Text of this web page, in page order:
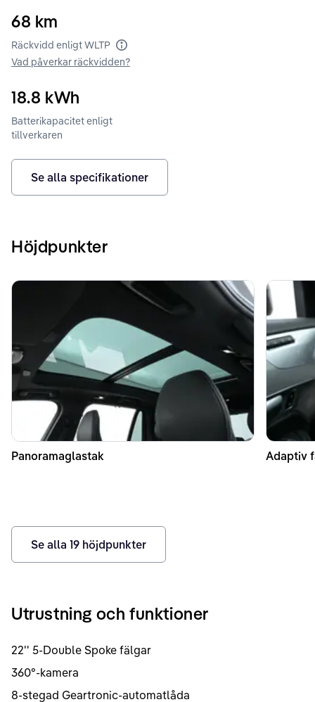
68 km
Räckvidd enligt WLTP
Vad påverkar räckvidden?
18.8 kWh
Batterikapacitet enligt
tillverkaren
Se alla specifikationer
Höjdpunkter
Panoramaglastak Adaptiv
Se alla 19 höjdpunkter
Utrustning och funktioner
22'' 5-Double Spoke fälgar
360°-kamera
8-stegad Geartronic-automatlåda